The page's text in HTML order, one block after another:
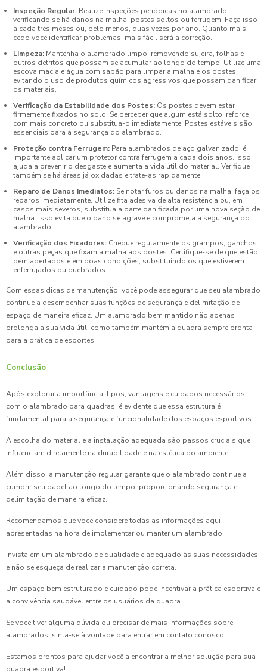
Inspeção Regular: Realize inspeções periódicas no alambrado,
verificando se há danos na malha, postes soltos ou ferrugem. Faça isso
a cada três meses ou, pelo menos, duas vezes por ano. Quanto mais
cedo você identificar problemas, mais fácil será a correção.
Limpeza: Mantenha o alambrado limpo, removendo sujeira, folhas e
outros detritos que possam se acumular ao longo do tempo. Utilize uma
escova macia e água com sabão para limpar a malha e os postes,
evitando o uso de produtos químicos agressivos que possam danificar
os materiais.
Verificação da Estabilidade dos Postes: Os postes devem estar
firmemente fixados no solo. Se perceber que algum está solto, reforce
com mais concreto ou substitua-o imediatamente. Postes estáveis são
essenciais para a segurança do alambrado.
Proteção contra Ferrugem: Para alambrados de aço galvanizado, é
importante aplicar um protetor contra ferrugem a cada dois anos. Isso
ajuda a prevenir o desgaste e aumenta a vida útil do material. Verifique
também se há áreas já oxidadas e trate-as rapidamente.
Reparo de Danos Imediatos: Se notar furos ou danos na malha, faça os
reparos imediatamente. Utilize fita adesiva de alta resistência ou, em
casos mais severos, substitua a parte danificada por uma nova seção de
malha. Isso evita que o dano se agrave e comprometa a segurança do
alambrado.
Verificação dos Fixadores: Cheque regularmente os grampos, ganchos
e outras peças que fixam a malha aos postes. Certifique-se de que estão
bem apertados e em boas condições, substituindo os que estiverem
enferrujados ou quebrados.
Com essas dicas de manutenção, você pode assegurar que seu alambrado
continue a desempenhar suas funções de segurança e delimitação de
espaço de maneira eficaz. Um alambrado bem mantido não apenas
prolonga a sua vida útil, como também mantém a quadra sempre pronta
para a prática de esportes.
Conclusão
Após explorar a importância, tipos, vantagens e cuidados necessários
com o alambrado para quadras, é evidente que essa estrutura é
fundamental para a segurança e funcionalidade dos espaços esportivos.
A escolha do material e a instalação adequada são passos cruciais que
influenciam diretamente na durabilidade e na estética do ambiente.
Além disso, a manutenção regular garante que o alambrado continue a
cumprir seu papel ao longo do tempo, proporcionando segurança e
delimitação de maneira eficaz.
Recomendamos que você considere todas as informações aqui
apresentadas na hora de implementar ou manter um alambrado.
Invista em um alambrado de qualidade e adequado às suas necessidades,
e não se esqueça de realizar a manutenção correta.
Um espaço bem estruturado e cuidado pode incentivar a prática esportiva e
a convivência saudável entre os usuários da quadra.
Se você tiver alguma dúvida ou precisar de mais informações sobre
alambrados, sinta-se à vontade para entrar em contato conosco.
Estamos prontos para ajudar você a encontrar a melhor solução para sua
quadra esportiva!